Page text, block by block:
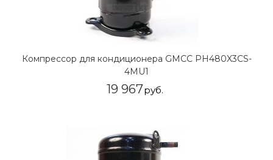
Компрессор для кондиционера GMCC PH480X3CS-
4MU1
19 967руб.